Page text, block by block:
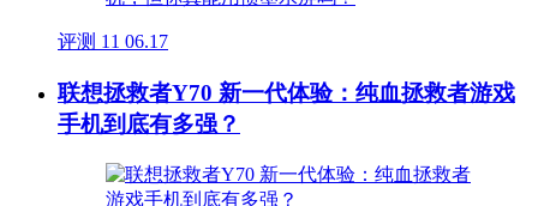
评测 11 06.17
联想拯救者Y70 新一代体验：纯血拯救者游戏
手机到底有多强？